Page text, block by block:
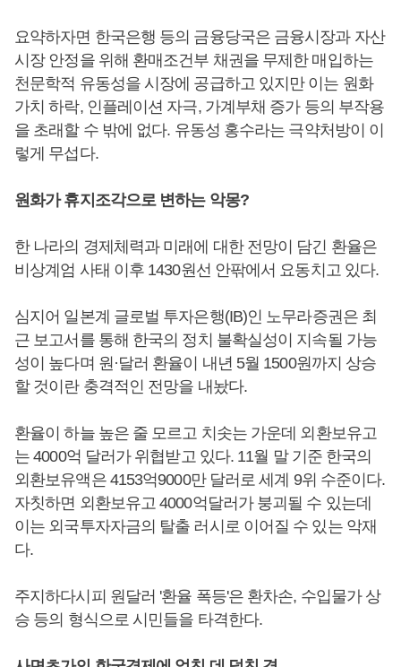
요약하자면 한국은행 등의 금융당국은 금융시장과 자산
시장 안정을 위해 환매조건부 채권을 무제한 매입하는
천문학적 유동성을 시장에 공급하고 있지만 이는 원화
가치 하락, 인플레이션 자극, 가계부채 증가 등의 부작용
을 초래할 수 밖에 없다. 유동성 홍수라는 극약처방이 이
렇게 무섭다.
원화가 휴지조각으로 변하는 악몽?
한 나라의 경제체력과 미래에 대한 전망이 담긴 환율은
비상계엄 사태 이후 1430원선 안팎에서 요동치고 있다.
심지어 일본계 글로벌 투자은행(IB)인 노무라증권은 최
근 보고서를 통해 한국의 정치 불확실성이 지속될 가능
성이 높다며 원·달러 환율이 내년 5월 1500원까지 상승
할 것이란 충격적인 전망을 내놨다.
환율이 하늘 높은 줄 모르고 치솟는 가운데 외환보유고
는 4000억 달러가 위협받고 있다. 11월 말 기준 한국의
외환보유액은 4153억9000만 달러로 세계 9위 수준이다.
자칫하면 외환보유고 4000억달러가 붕괴될 수 있는데
이는 외국투자자금의 탈출 러시로 이어질 수 있는 악재
다.
주지하다시피 원달러 '환율 폭등'은 환차손, 수입물가 상
승 등의 형식으로 시민들을 타격한다.